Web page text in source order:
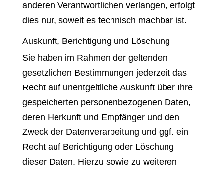
anderen Verantwortlichen verlangen, erfolgt
dies nur, soweit es technisch machbar ist.
Auskunft, Berichtigung und Löschung
Sie haben im Rahmen der geltenden
gesetzlichen Bestimmungen jederzeit das
Recht auf unentgeltliche Auskunft über Ihre
gespeicherten personenbezogenen Daten,
deren Herkunft und Empfänger und den
Zweck der Datenverarbeitung und ggf. ein
Recht auf Berichtigung oder Löschung
dieser Daten. Hierzu sowie zu weiteren